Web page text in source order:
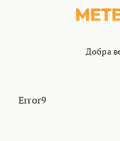
Добра
Error9